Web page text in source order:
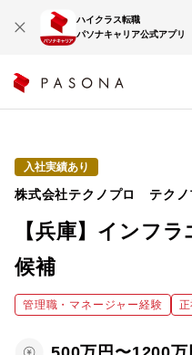
ハイクラス転職
パソナキャリア公式アプリ
入社実績あり
株式会社テクノプロ テクノ
【兵庫】インフ
候補
管理職・マネージャー経験